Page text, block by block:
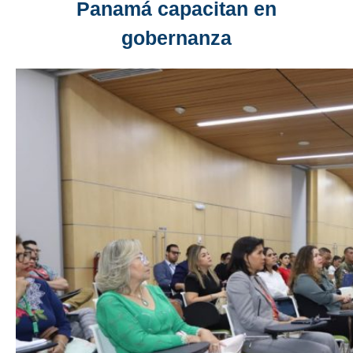
Panamá capacitan en
gobernanza